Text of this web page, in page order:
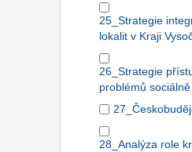
25_Strategie
lokalit v Kraji
26_Strategie
problémů
28_Analýza role